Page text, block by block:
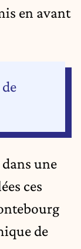
en avant
une
ces
de